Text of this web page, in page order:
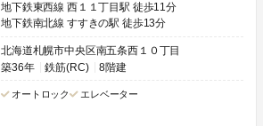
地下鉄東西線 西１１丁目駅 徒歩11分
地下鉄南北線 すすきの駅 徒歩13分
北海道札幌市中央区南五条西１０丁目
築36年
鉄筋(RC) 8階建
オートロック エレベーター